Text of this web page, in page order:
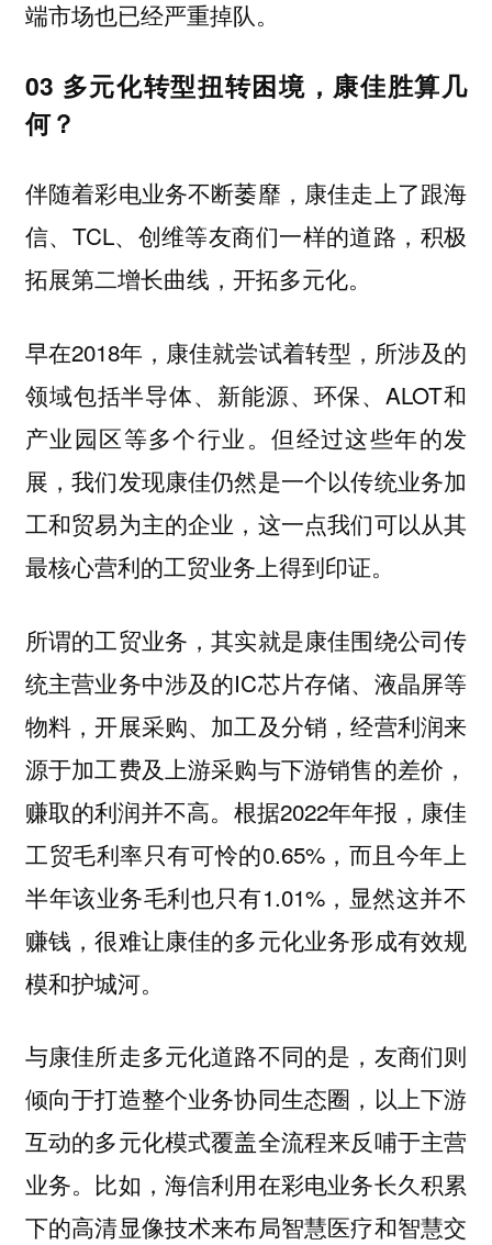
端市场也已经严重掉队。
03 多元化转型扭转困境，康佳胜算几
何？
伴随着彩电业务不断萎靡，康佳走上了跟海
信、TCL、创维等友商们一样的道路，积极
拓展第二增长曲线，开拓多元化。
早在2018年，康佳就尝试着转型，所涉及的
领域包括半导体、新能源、环保、ALOT和
产业园区等多个行业。但经过这些年的发
展，我们发现康佳仍然是一个以传统业务加
工和贸易为主的企业，这一点我们可以从其
最核心营利的工贸业务上得到印证。
所谓的工贸业务，其实就是康佳围绕公司传
统主营业务中涉及的IC芯片存储、液晶屏等
物料，开展采购、加工及分销，经营利润来
源于加工费及上游采购与下游销售的差价，
赚取的利润并不高。根据2022年年报，康佳
工贸毛利率只有可怜的0.65%，而且今年上
半年该业务毛利也只有1.01%，显然这并不
赚钱，很难让康佳的多元化业务形成有效规
模和护城河。
与康佳所走多元化道路不同的是，友商们则
倾向于打造整个业务协同生态圈，以上下游
互动的多元化模式覆盖全流程来反哺于主营
业务。比如，海信利用在彩电业务长久积累
下的高清显像技术来布局智慧医疗和智慧交